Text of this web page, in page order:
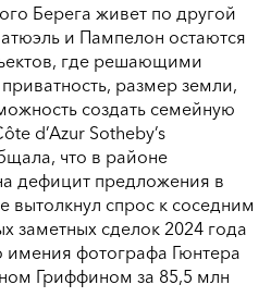
Берега живет по другой
и Пампелон остаются
где решающими
размер земли,
создать семейную
d’Azur Sotheby’s
что в районе
дефицит предложения в
вытолкнул спрос к соседним
заметных сделок 2024 года
имения фотографа Гюнтера
Гриффином за 85,5 млн